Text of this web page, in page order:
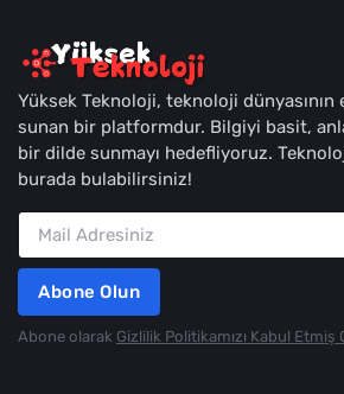
Yüksek Teknoloji, teknoloji
sunan bir platformdur. Bilgiyi basit,
bir dilde sunmayı hedefliyoruz.
burada bulabilirsiniz!
Abone Olun
Abone olarak Gizlilik Politikamızı Kabul Etmiş